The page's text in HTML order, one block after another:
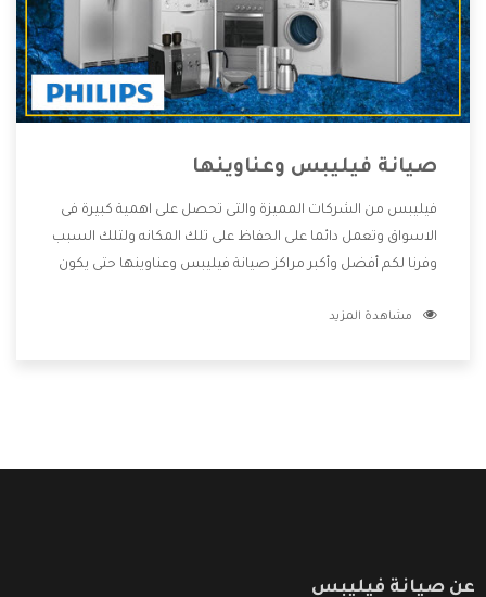
صيانة فيليبس وعناوينها
فيليبس من الشركات المميزة والتى تحصل على اهمية كبيرة فى
الاسواق وتعمل دائما على الحفاظ على تلك المكانه ولتلك السبب
وفرنا لكم أفضل وأكبر مراكز صيانة فيليبس وعناوينها حتى يكون
دون اى ازعاج كما أننا نهتم بكل ما يحتاجه المستهلك لكى نحافظ
مشاهدة المزيد
عن صيانة فيليبس